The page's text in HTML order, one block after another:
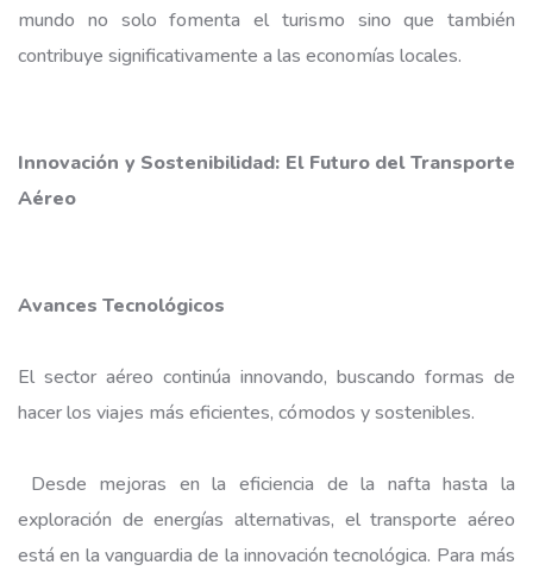
mundo no solo fomenta el turismo sino que también
contribuye significativamente a las economías locales.
Innovación y Sostenibilidad: El Futuro del Transporte
Aéreo
Avances Tecnológicos
El sector aéreo continúa innovando, buscando formas de
hacer los viajes más eficientes, cómodos y sostenibles.
Desde mejoras en la eficiencia de la nafta hasta la
exploración de energías alternativas, el transporte aéreo
está en la vanguardia de la innovación tecnológica. Para más